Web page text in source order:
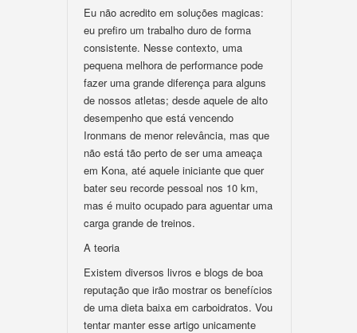
Eu não acredito em soluções magicas:
eu prefiro um trabalho duro de forma
consistente. Nesse contexto, uma
pequena melhora de performance pode
fazer uma grande diferença para alguns
de nossos atletas; desde aquele de alto
desempenho que está vencendo
Ironmans de menor relevância, mas que
não está tão perto de ser uma ameaça
em Kona, até aquele iniciante que quer
bater seu recorde pessoal nos 10 km,
mas é muito ocupado para aguentar uma
carga grande de treinos.
A teoria
Existem diversos livros e blogs de boa
reputação que irão mostrar os benefícios
de uma dieta baixa em carboidratos. Vou
tentar manter esse artigo unicamente